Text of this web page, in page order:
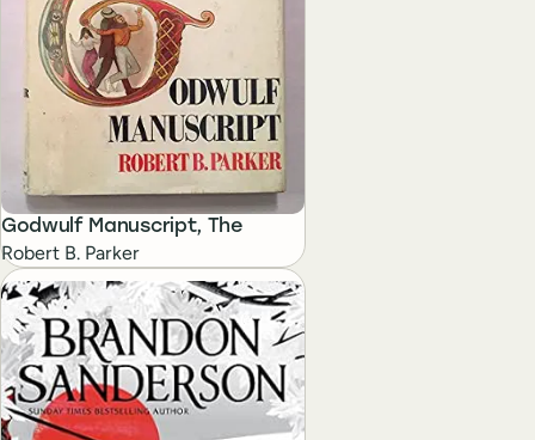
Godwulf Manuscript, The
Robert B. Parker